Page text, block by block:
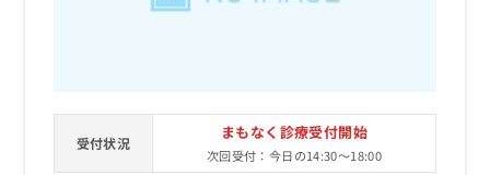
受付状況
まもなく診療受付開始
次回受付：今日の14:30～18:00